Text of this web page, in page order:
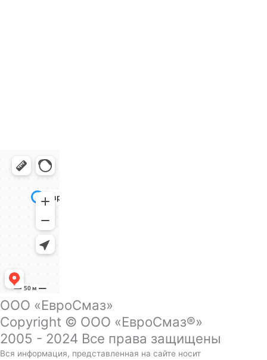
ООО «ЕвроСмаз»
Copyright © ООО «ЕвроСмаз®»
2005 - 2024 Все права защищены
Вся информация, представленная на сайте носит